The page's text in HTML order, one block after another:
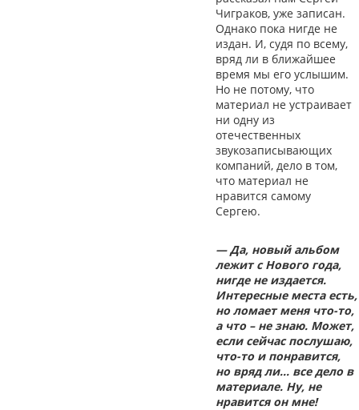
Чиграков, уже записан.
Однако пока нигде не
издан. И, судя по всему,
вряд ли в ближайшее
время мы его услышим.
Но не потому, что
материал не устраивает
ни одну из
отечественных
звукозаписывающих
компаний, дело в том,
что материал не
нравится самому
Сергею.
— Да, новый альбом
лежит с Нового года,
нигде не издается.
Интересные места есть,
но ломает меня что-то,
а что – не знаю. Может,
если сейчас послушаю,
что-то и понравится,
но вряд ли… все дело в
материале. Ну, не
нравится он мне!